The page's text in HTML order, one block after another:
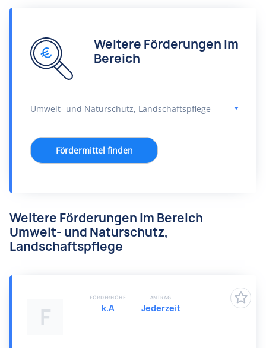
Weitere Förderungen im
Bereich
Fördermittel finden
Weitere Förderungen im Bereich
Umwelt- und Naturschutz,
Landschaftspflege
F
FÖRDERHÖHE
k.A
ANTRAG
Jederzeit